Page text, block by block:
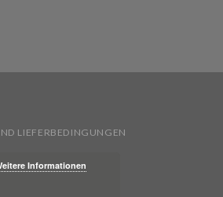
LIEFERBEDINGUNGEN
Informationen